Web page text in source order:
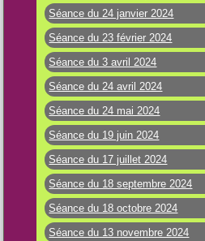
Séance du 24 janvier 2024
Séance du 23 février 2024
Séance du 3 avril 2024
Séance du 24 avril 2024
Séance du 24 mai 2024
Séance du 19 juin 2024
Séance du 17 juillet 2024
Séance du 18 septembre 2024
Séance du 18 octobre 2024
Séance du 13 novembre 2024